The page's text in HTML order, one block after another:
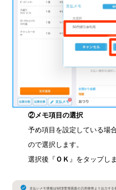
②メモ項目の選択
予め項目を設定している場
ので選択します。
選択後『 ＯＫ 』をタップし